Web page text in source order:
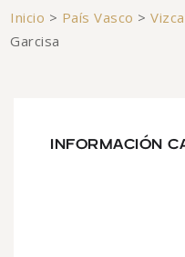
Inicio > País Vasco >
Garcisa
INFORMACIÓN